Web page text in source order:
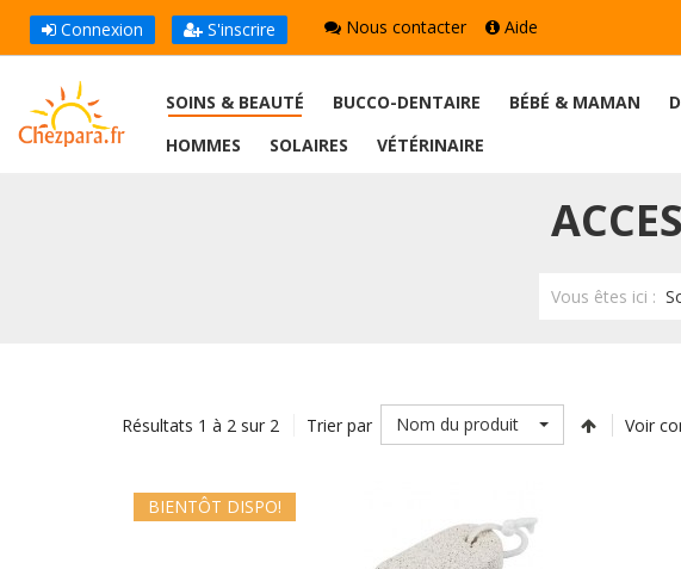
Connexion S'inscrire Nous contacter Aide
SOINS & BEAUTÉ BUCCO-DENTAIRE BÉBÉ & MAMAN
HOMMES
SOLAIRES VÉTÉRINAIRE
Vous êtes ici :
Résultats 1 à 2 sur 2 Trier par Nom du produit Voir
BIENTÔT DISPO!